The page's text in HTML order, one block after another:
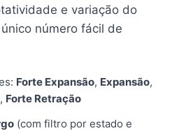
e variação do
número fácil de
Forte Expansão, Expansão,
, Forte Retração
(com filtro por estado e